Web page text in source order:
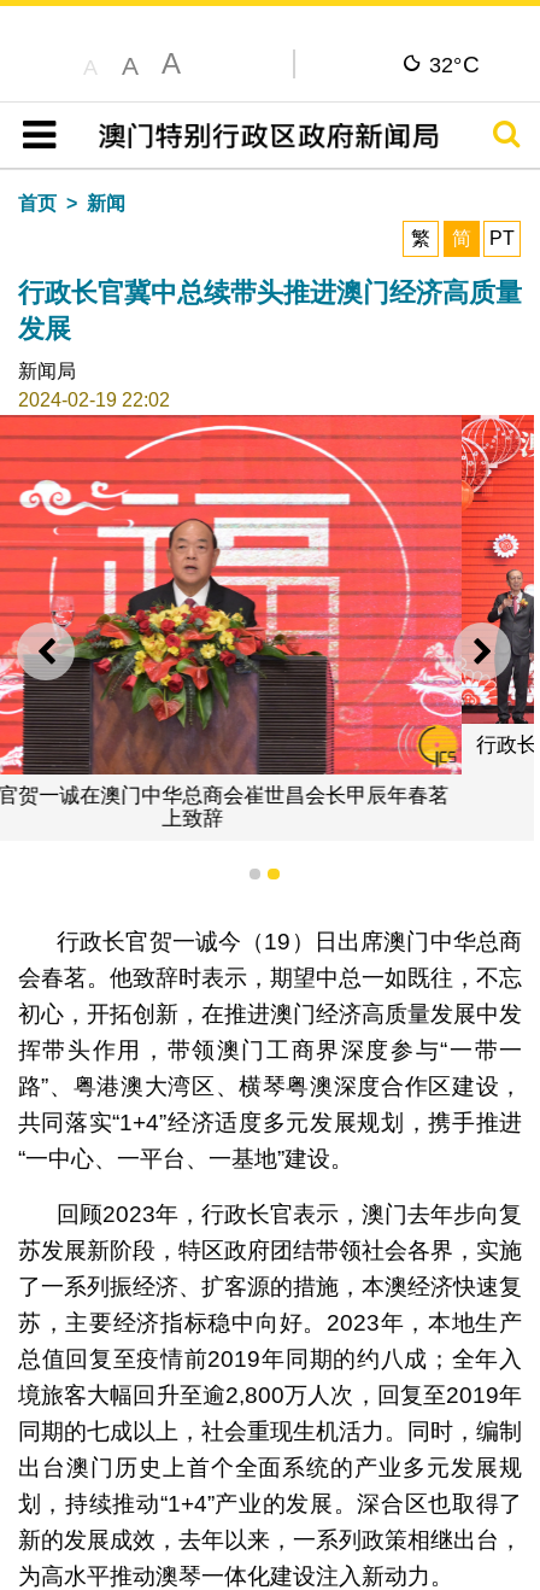
A A A 32°C
目录
搜寻
首页
新闻
繁
简 PT
行政长官冀中总续带头推进澳门经济高质量
发展
新闻局
2024-02-19 22:02
上一则 下一
行政长官贺一诚出席澳门中华总商会崔世昌会长甲辰年
茗
1 2
行政长官贺一诚今（19）日出席澳门中华总商
会春茗。他致辞时表示，期望中总一如既往，不忘
初心，开拓创新，在推进澳门经济高质量发展中发
挥带头作用，带领澳门工商界深度参与“一带一
路”、粤港澳大湾区、横琴粤澳深度合作区建设，
共同落实“1+4”经济适度多元发展规划，携手推进
“一中心、一平台、一基地”建设。
回顾2023年，行政长官表示，澳门去年步向复
苏发展新阶段，特区政府团结带领社会各界，实施
了一系列振经济、扩客源的措施，本澳经济快速复
苏，主要经济指标稳中向好。2023年，本地生产
总值回复至疫情前2019年同期的约八成；全年入
境旅客大幅回升至逾2,800万人次，回复至2019年
同期的七成以上，社会重现生机活力。同时，编制
出台澳门历史上首个全面系统的产业多元发展规
划，持续推动“1+4”产业的发展。深合区也取得了
新的发展成效，去年以来，一系列政策相继出台，
为高水平推动澳琴一体化建设注入新动力。